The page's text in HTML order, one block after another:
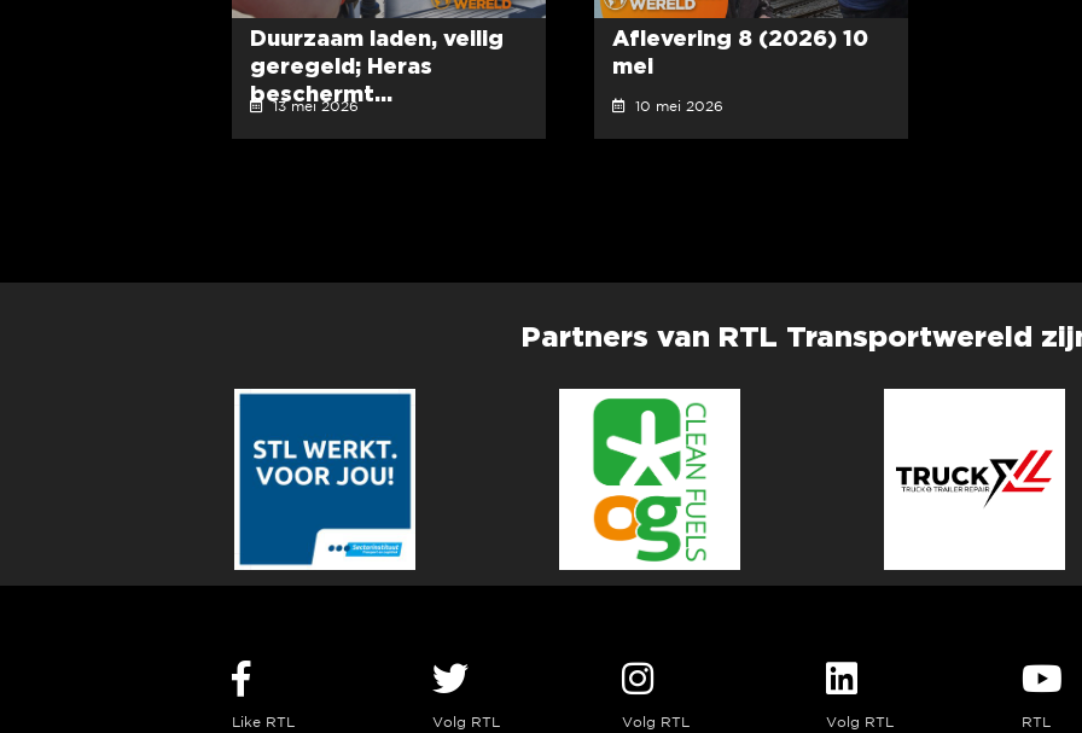
Duurzaam laden, veilig
geregeld; Heras
beschermt...
13 mei 2026
Aflevering 8 (2026) 10
mei
10 mei 2026
Partners van RTL Transportwereld
Like RTL
Volg RTL
Volg RTL
Volg RTL
RTL